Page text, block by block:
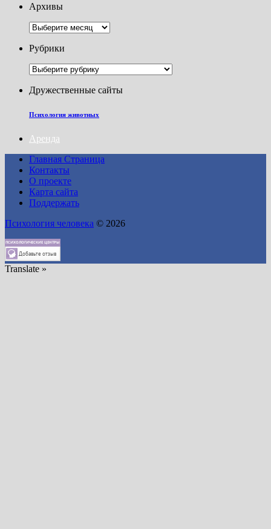
Архивы
Архивы
Рубрики
Рубрики
Дружественные сайты
Психология животных
Аренда
Главная Страница
Контакты
О проекте
Карта сайта
Поддержать
Психология человека © 2026
Translate »